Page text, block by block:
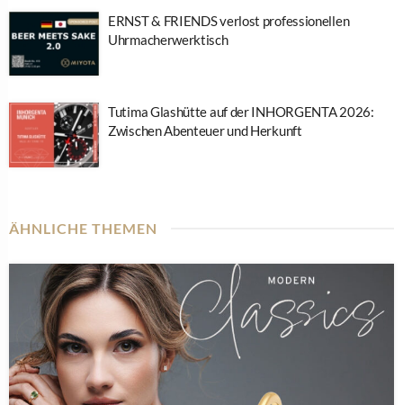
ERNST & FRIENDS verlost professionellen
Uhrmacherwerktisch
Tutima Glashütte auf der INHORGENTA 2026:
Zwischen Abenteuer und Herkunft
ÄHNLICHE THEMEN